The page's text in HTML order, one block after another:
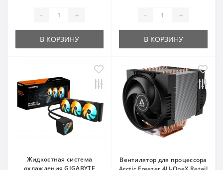
- +
В КОРЗИНУ
- +
В КОРЗИНУ
Жидкостная система
Вентилятор для процессора